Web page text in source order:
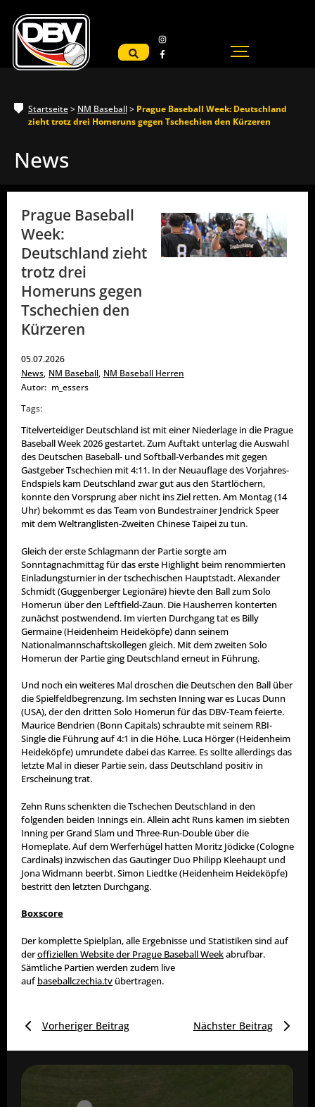
Startseite> NM Baseball> Prague Baseball Week: Deutschland
zieht trotz drei Homeruns gegen Tschechien den Kürzeren
News
Prague Baseball
Week:
Deutschland zieht
trotz drei
Homeruns gegen
Tschechien den
Kürzeren
05.07.2026
News, NM Baseball, NM Baseball Herren
Autor: m_essers
Tags:
Titelverteidiger Deutschland ist mit einer Niederlage in die Prague
Baseball Week 2026 gestartet. Zum Auftakt unterlag die Auswahl
des Deutschen Baseball- und Softball-Verbandes mit gegen
Gastgeber Tschechien mit 4:11. In der Neuauflage des Vorjahres-
Endspiels kam Deutschland zwar gut aus den Startlöchern,
konnte den Vorsprung aber nicht ins Ziel retten. Am Montag (14
Uhr) bekommt es das Team von Bundestrainer Jendrick Speer
mit dem Weltranglisten-Zweiten Chinese Taipei zu tun.
Gleich der erste Schlagmann der Partie sorgte am
Sonntagnachmittag für das erste Highlight beim renommierten
Einladungsturnier in der tschechischen Hauptstadt. Alexander
Schmidt (Guggenberger Legionäre) hievte den Ball zum Solo
Homerun über den Leftfield-Zaun. Die Hausherren konterten
zunächst postwendend. Im vierten Durchgang tat es Billy
Germaine (Heidenheim Heideköpfe) dann seinem
Nationalmannschaftskollegen gleich. Mit dem zweiten Solo
Homerun der Partie ging Deutschland erneut in Führung.
Und noch ein weiteres Mal droschen die Deutschen den Ball über
die Spielfeldbegrenzung. Im sechsten Inning war es Lucas Dunn
(USA), der den dritten Solo Homerun für das DBV-Team feierte.
Maurice Bendrien (Bonn Capitals) schraubte mit seinem RBI-
Single die Führung auf 4:1 in die Höhe. Luca Hörger (Heidenheim
Heideköpfe) umrundete dabei das Karree. Es sollte allerdings das
letzte Mal in dieser Partie sein, dass Deutschland positiv in
Erscheinung trat.
Zehn Runs schenkten die Tschechen Deutschland in den
folgenden beiden Innings ein. Allein acht Runs kamen im siebten
Inning per Grand Slam und Three-Run-Double über die
Homeplate. Auf dem Werferhügel hatten Moritz Jödicke (Cologne
Cardinals) inzwischen das Gautinger Duo Philipp Kleehaupt und
Jona Widmann beerbt. Simon Liedtke (Heidenheim Heideköpfe)
bestritt den letzten Durchgang.
Boxscore
Der komplette Spielplan, alle Ergebnisse und Statistiken sind auf
deroffiziellen Website der Prague Baseball Weekabrufbar.
Sämtliche Partien werden zudem live
auf baseballczechia.tv übertragen.
Vorheriger Beitrag Nächster Beitrag